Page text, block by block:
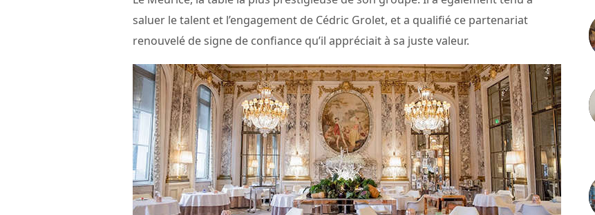
saluer le talent et l’engagement de Cédric Grolet, et a qualifié ce partenariat
renouvelé de signe de confiance qu’il appréciait à sa juste valeur.